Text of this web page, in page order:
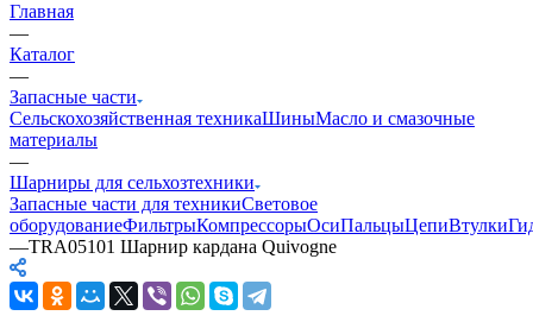
Главная
—
Каталог
—
Запасные части
Сельскохозяйственная техникаШиныМасло и смазочные
материалы
—
Шарниры для сельхозтехники
Запасные части для техникиСветовое
оборудованиеФильтрыКомпрессорыОсиПальцыЦепиВтулки
—TRA05101 Шарнир кардана Quivogne